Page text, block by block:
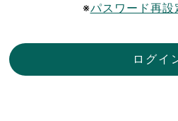
※パスワード再設
ログイ